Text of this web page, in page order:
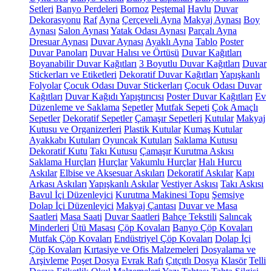
Setleri Banyo Perdeleri Bornoz Peştemal Havlu Duvar
Dekorasyonu Raf Ayna Çerçeveli Ayna Makyaj Aynası Boy
Aynası Salon Aynası Yatak Odası Aynası Parçalı Ayna
Dresuar Aynası Duvar Aynası Ayaklı Ayna Tablo Poster
Duvar Panoları Duvar Halısı ve Örtüsü Duvar Kağıtları
Boyanabilir Duvar Kağıtları 3 Boyutlu Duvar Kağıtları Duvar
Stickerları ve Etiketleri Dekoratif Duvar Kağıtları Yapışkanlı
Folyolar Çocuk Odası Duvar Stickerları Çocuk Odası Duvar
Kağıtları Duvar Kağıdı Yapıştırıcısı Poster Duvar Kağıtları Ev
Düzenleme ve Saklama Sepetler Mutfak Sepeti Çok Amaçlı
Sepetler Dekoratif Sepetler Çamaşır Sepetleri Kutular Makyaj
Kutusu ve Organizerleri Plastik Kutular Kumaş Kutular
Ayakkabı Kutuları Oyuncak Kutuları Saklama Kutusu
Dekoratif Kutu Takı Kutusu Çamaşır Kurutma Askısı
Saklama Hurçları Hurçlar Vakumlu Hurçlar Halı Hurcu
Askılar Elbise ve Aksesuar Askıları Dekoratif Askılar Kapı
Arkası Askıları Yapışkanlı Askılar Vestiyer Askısı Takı Askısı
Bavul İçi Düzenleyici Kurutma Makinesi Topu Şemsiye
Dolap İçi Düzenleyici Makyaj Çantası Duvar ve Masa
Saatleri Masa Saati Duvar Saatleri Bahçe Tekstili Salıncak
Minderleri Ütü Masası Çöp Kovaları Banyo Çöp Kovaları
Mutfak Çöp Kovaları Endüstriyel Çöp Kovaları Dolap İçi
Çöp Kovaları Kırtasiye ve Ofis Malzemeleri Dosyalama ve
Arşivleme Poşet Dosya Evrak Rafı Çıtçıtlı Dosya Klasör Telli